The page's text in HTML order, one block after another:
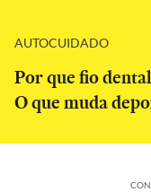
AUTOCUIDADO
Por que fio
O que muda